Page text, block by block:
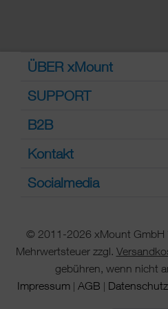
ÜBER xMount
SUPPORT
B2B
Kontakt
Socialmedia
© 2011-2026 xMount GmbH
Mehrwertsteuer zzgl.
gebühren, wenn nicht
Impressum | AGB | Datenschutz